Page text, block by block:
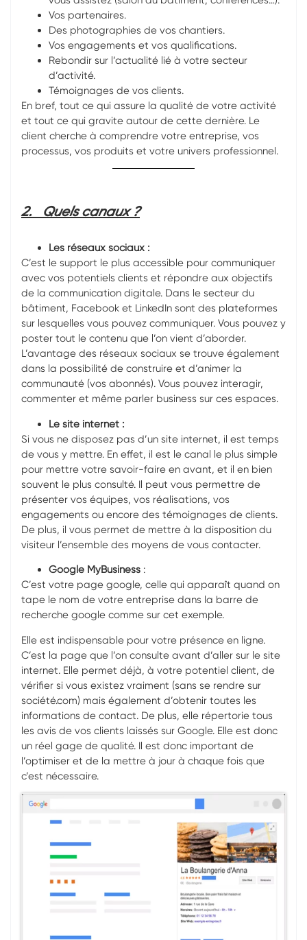
Vos partenaires.
Des photographies de vos chantiers.
Vos engagements et vos qualifications.
Rebondir sur l’actualité lié à votre secteur
d’activité.
Témoignages de vos clients.
En bref, tout ce qui assure la qualité de votre activité
et tout ce qui gravite autour de cette dernière. Le
client cherche à comprendre votre entreprise, vos
processus, vos produits et votre univers professionnel.
2. Quels canaux ?
Les réseaux sociaux :
C’est le support le plus accessible pour communiquer
avec vos potentiels clients et répondre aux objectifs
de la communication digitale. Dans le secteur du
bâtiment, Facebook et LinkedIn sont des plateformes
sur lesquelles vous pouvez communiquer. Vous pouvez y
poster tout le contenu que l’on vient d’aborder.
L’avantage des réseaux sociaux se trouve également
dans la possibilité de construire et d’animer la
communauté (vos abonnés). Vous pouvez interagir,
commenter et même parler business sur ces espaces.
Le site internet :
Si vous ne disposez pas d’un site internet, il est temps
de vous y mettre. En effet, il est le canal le plus simple
pour mettre votre savoir-faire en avant, et il en bien
souvent le plus consulté. Il peut vous permettre de
présenter vos équipes, vos réalisations, vos
engagements ou encore des témoignages de clients.
De plus, il vous permet de mettre à la disposition du
visiteur l’ensemble des moyens de vous contacter.
Google MyBusiness :
C’est votre page google, celle qui apparaît quand on
tape le nom de votre entreprise dans la barre de
recherche google comme sur cet exemple.
Elle est indispensable pour votre présence en ligne.
C’est la page que l’on consulte avant d’aller sur le site
internet. Elle permet déjà, à votre potentiel client, de
vérifier si vous existez vraiment (sans se rendre sur
société.com) mais également d’obtenir toutes les
informations de contact. De plus, elle répertorie tous
les avis de vos clients laissés sur Google. Elle est donc
un réel gage de qualité. Il est donc important de
l’optimiser et de la mettre à jour à chaque fois que
c’est nécessaire.